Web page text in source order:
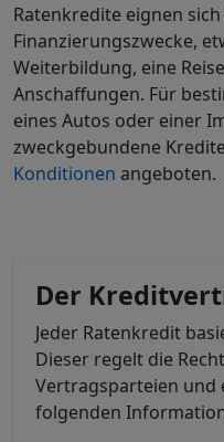
Ratenkredite eignen
Finanzierungszwecke,
Weiterbildung, eine
Anschaffungen. Für
eines Autos oder einer
zweckgebundene
Konditionen angeboten.
Der
Jeder Ratenkredit
Dieser regelt die
Vertragsparteien
folgenden